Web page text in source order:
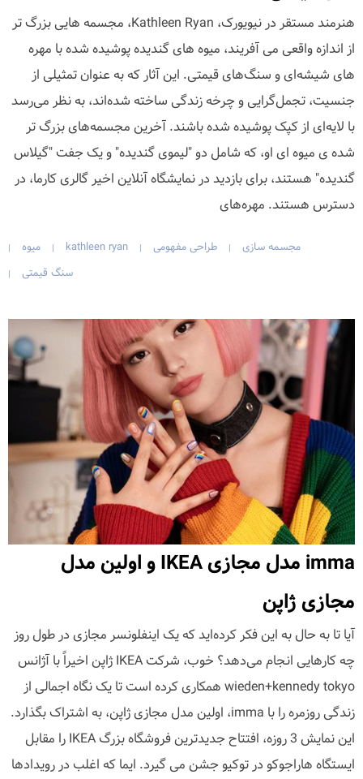
هنرمند مستقر در نیویورک، Kathleen Ryan، مجسمه هایی بزرگ تر
از اندازه واقعی می آفریند، میوه های گندیده پوشیده شده با مهره
های شیشه‌ای و سنگ‌های قیمتی. این آثار که به‌ عنوان تمثیلی از
جنسیت، تجمل‌گرایی و چرخه زندگی ساخته شده‌اند، به نظر می‌رسد
با لایه‌ای از کپک پوشیده شده باشند. آخرین مجسمه‌های بزرگ تر
شده ی میوه ای او، که شامل دو "لیموی گندیده" و یک جفت "گیلاس
گندیده" هستند، برای بازدید در نمایشگاه آنلاین اخیر گالری کارما، در
دسترس هستند. مهره‌های
مجسمه سازی | طراحی مفهومی |
kathleen ryan
| میوه |
سنگ قیمتی |
imma مدل مجازی IKEA و اولین مدل
مجازی ژاپن
آیا تا به حال به این فکر کرده‌اید که یک اینفلونسر مجازی در طول روز
چه کارهایی انجام می‌دهد؟ خوب، شرکت IKEA ژاپن اخیراً با آژانس
wieden+kennedy tokyo همکاری کرده است تا یک نگاه اجمالی از
زندگی روزمره را با imma، اولین مدل مجازی ژاپن، به اشتراک بگذارد.
این نمایش 3 روزه، افتتاح جدیدترین فروشگاه بزرگ IKEA را مقابل
ایستگاه هاراجوکو در توکیو جشن می گیرد. ایما که اغلب در رویدادها